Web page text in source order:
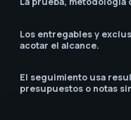
Los entregables y
acotar el alcance.
El seguimiento usa
presupuestos o notas